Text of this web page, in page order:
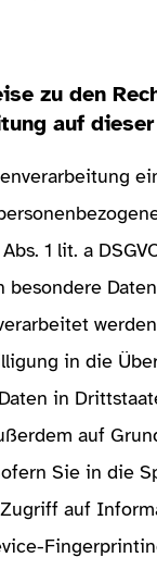
zu den
auf
1 lit. a
besondere
in die
in
auf
Sie in die
auf